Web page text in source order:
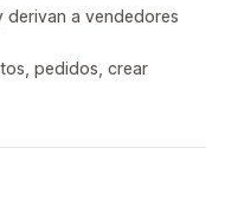
derivan a vendedores
pedidos, crear